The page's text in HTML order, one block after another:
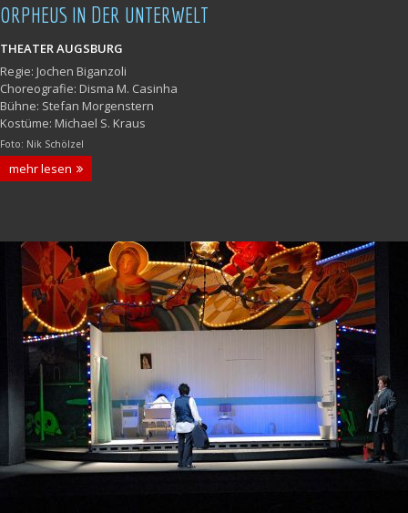
ORPHEUS IN DER UNTERWELT
THEATER AUGSBURG
Regie: Jochen Biganzoli
Choreografie: Disma M. Casinha
Bühne: Stefan Morgenstern
Kostüme: Michael S. Kraus
Foto: Nik Schölzel
mehr lesen